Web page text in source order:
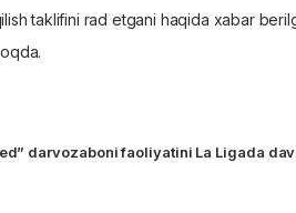
taklifini rad etgani haqida xabar
darvozaboni faoliyatini La Ligada